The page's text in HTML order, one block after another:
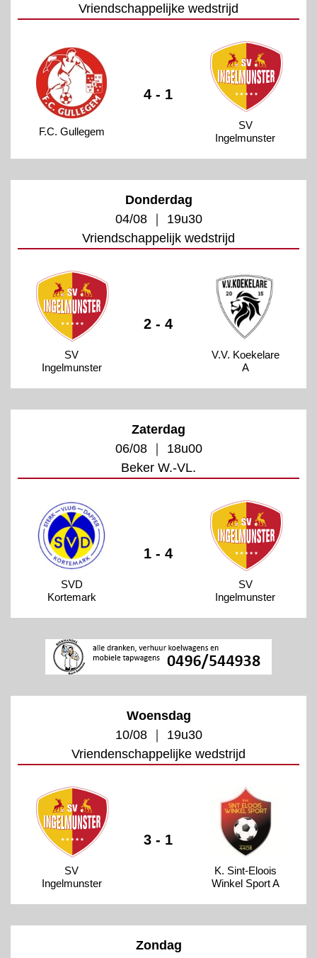
Vriendschappelijke wedstrijd
F.C. Gullegem
4 - 1
SV
Ingelmunster
Donderdag
04/08 ｜ 19u30
Vriendschappelijk wedstrijd
SV
Ingelmunster
2 - 4
V.V. Koekelare
A
Zaterdag
06/08 ｜ 18u00
Beker W.-VL.
SVD
Kortemark
1 - 4
SV
Ingelmunster
Woensdag
10/08 ｜ 19u30
Vriendenschappelijke wedstrijd
SV
Ingelmunster
3 - 1
K. Sint-Eloois
Winkel Sport A
Zondag